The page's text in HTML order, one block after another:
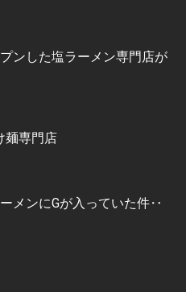
ンした塩ラーメン専門店が
麺専門店
メンにGが入っていた件‥